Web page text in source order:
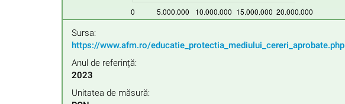
Sursa:
https://www.afm.ro/educatie_protectia_mediului_cereri_aprobate.php
Anul de referință:
2023
Unitatea de măsură: